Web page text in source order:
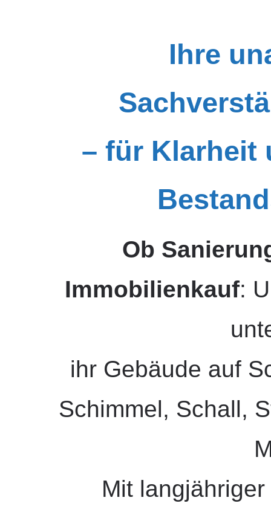
Ihre
– für Klarheit
Ob
Immobilienkauf:
ihr Gebäude auf
Schimmel, Schall,
Mit